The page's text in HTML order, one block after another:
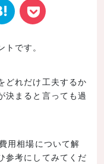
マー t
です。
どれだけ工夫するか
決まると言っても過
用相場について解
参考にしてみてくだ